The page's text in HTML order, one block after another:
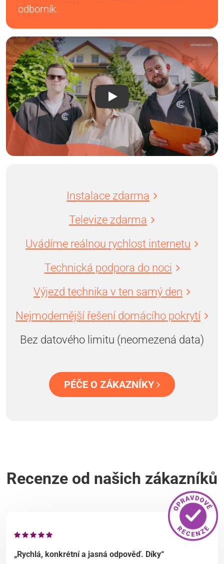
odborník.
Instalace zdarma
Televize zdarma
Uvádíme reálnou rychlost internetu
Technická podpora do noci
Výjezd technika v ten samý den
Nejmodernější řešení domácího pokrytí
Bez datového limitu (neomezená data)
PÉČE O ZÁKAZNÍKY
Recenze od našich zákazníků
„Rychlá, konkrétní a jasná odpověď. Díky“